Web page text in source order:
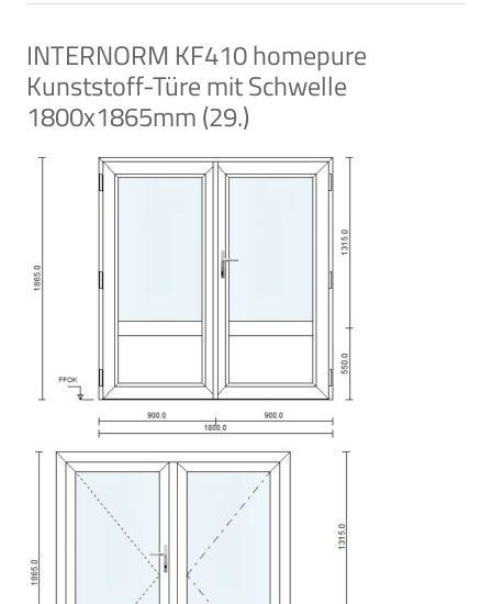
INTERNORM KF410 homepure
Kunststoff-Türe mit Schwelle
1800x1865mm (29.)